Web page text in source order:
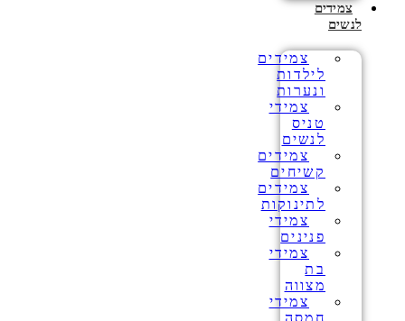
צמידים
לנשים
צמידים
לילדות
ונערות
צמידי
טניס
לנשים
צמידים
קשיחים
צמידים
לתינוקות
צמידי
פנינים
צמידי
בת
מצווה
צמידי
חמסה